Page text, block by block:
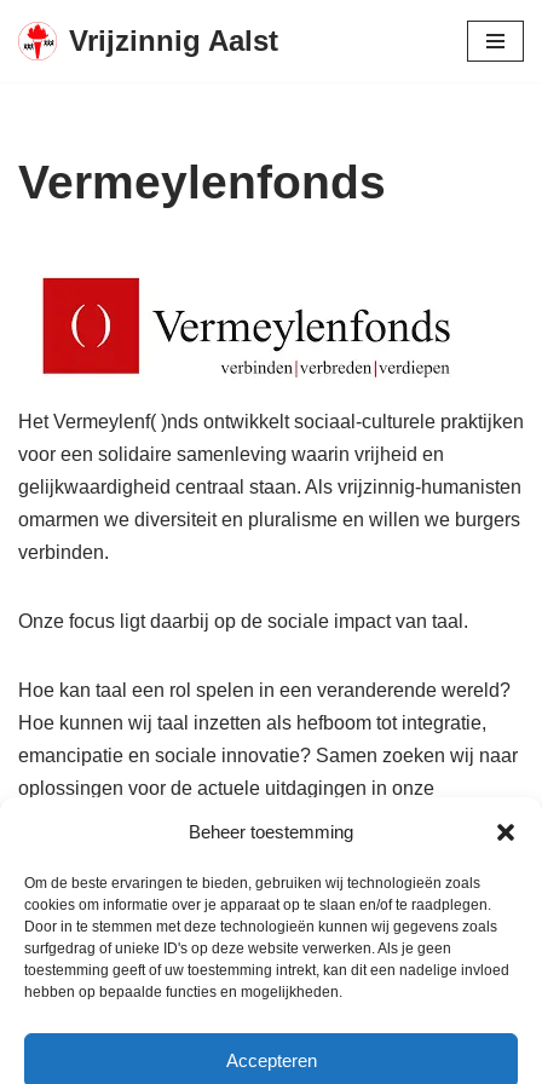
Beheer toestemming
Om de beste ervaringen te bieden, gebruiken wij technologieën zoals
cookies om informatie over je apparaat op te slaan en/of te raadplegen.
Door in te stemmen met deze technologieën kunnen wij gegevens zoals
surfgedrag of unieke ID's op deze website verwerken. Als je geen
toestemming geeft of uw toestemming intrekt, kan dit een nadelige invloed
hebben op bepaalde functies en mogelijkheden.
Accepteren
Spring
inhoud
Vrijzinnig Aalst
Vermeylenfonds
Het Vermeylenf( )nds ontwikkelt sociaal-culturele praktijken
voor een solidaire samenleving waarin vrijheid en
gelijkwaardigheid centraal staan. Als vrijzinnig-humanisten
omarmen we diversiteit en pluralisme en willen we burgers
verbinden.
Onze focus ligt daarbij op de sociale impact van taal.
Hoe kan taal een rol spelen in een veranderende wereld?
Hoe kunnen wij taal inzetten als hefboom tot integratie,
emancipatie en sociale innovatie? Samen zoeken wij naar
oplossingen voor de actuele uitdagingen in onze
Het Vermeylenf( )nds vzw is een vereniging voor
volwassenen en groepeert lokale afdelingen, verspreid
over Vlaanderen en Brussel. Deze afdelingen organiseren
sociaal-culturele activiteiten in de breedste zin van het
nieuwe leden zijn steeds welkom om ons netwerk mee uit